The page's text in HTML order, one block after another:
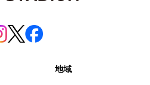
地域